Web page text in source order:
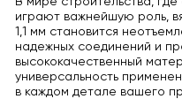
играют важнейшую роль,
1,1 мм становится
надежных соединений и
высококачественный
универсальность
в каждом детале вашего